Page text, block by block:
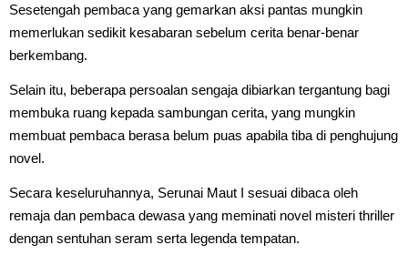
Sesetengah pembaca yang gemarkan aksi pantas mungkin
memerlukan sedikit kesabaran sebelum cerita benar-benar
berkembang.
Selain itu, beberapa persoalan sengaja dibiarkan tergantung bagi
membuka ruang kepada sambungan cerita, yang mungkin
membuat pembaca berasa belum puas apabila tiba di penghujung
novel.
Secara keseluruhannya, Serunai Maut I sesuai dibaca oleh
remaja dan pembaca dewasa yang meminati novel misteri thriller
dengan sentuhan seram serta legenda tempatan.